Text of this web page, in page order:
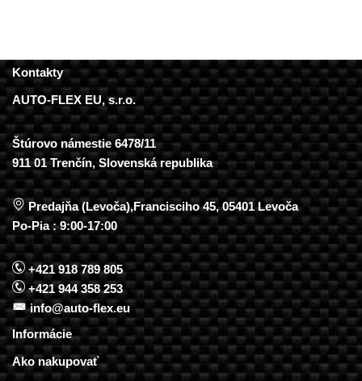
Kontakty
AUTO-FLEX EU, s.r.o.
Štúrovo námestie 6478/11
911 01 Trenčín, Slovenská republika
Predajňa (Levoča),Francisciho 45, 05401 Levoča
Po-Pia : 9:00-17:00
+421 918 789 805
+421 944 358 253
info@auto-flex.eu
Informácie
Ako nakupovať